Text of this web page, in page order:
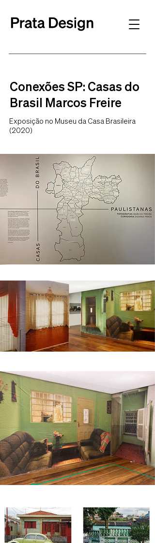
Conexões SP: Casas do
Brasil Marcos Freire
Exposição no Museu da Casa Brasileira
(2020)